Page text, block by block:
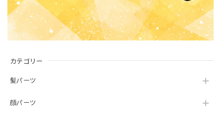
カテゴリー
髪パーツ
顔パーツ